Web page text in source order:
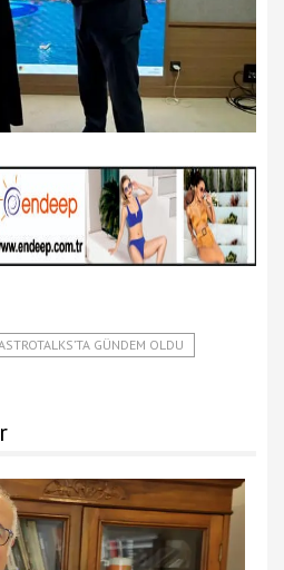
GÜNDEM OLDU